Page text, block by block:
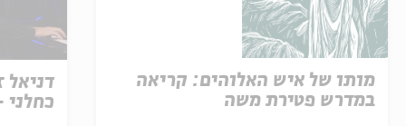
מותו של איש האלוהים: קריאה
במדרש פטירת משה
דניאל
כחלני